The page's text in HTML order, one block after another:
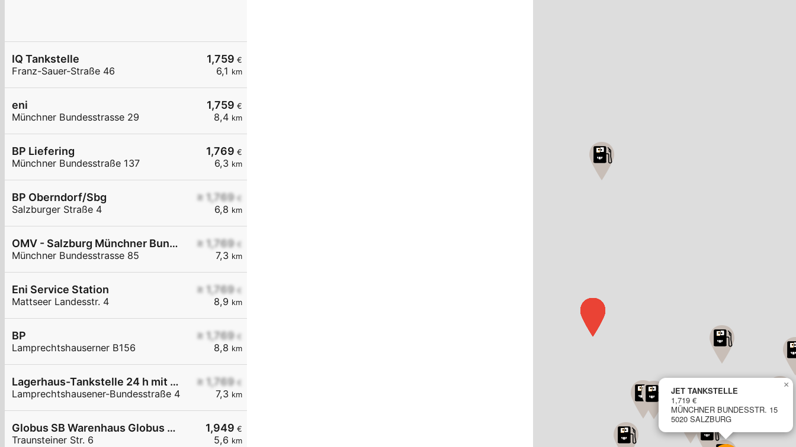
1,759 €
6,1 km
IQ Tankstelle
Franz-Sauer-Straße 46
1,759 €
8,4 km
eni
Münchner Bundesstrasse 29
1,769 €
6,3 km
BP Liefering
Münchner Bundesstraße 137
≥ 1,769 €
6,8 km
BP Oberndorf/Sbg
Salzburger Straße 4
≥ 1,769 €
7,3 km
OMV - Salzburg Münchner Bundesstraße 85
Münchner Bundesstrasse 85
≥ 1,769 €
8,9 km
Eni Service Station
Mattseer Landesstr. 4
≥ 1,769 €
8,8 km
BP
Lamprechtshauserner B156
≥ 1,769 €
7,3 km
Lagerhaus-Tankstelle 24 h mit Waschportal
Lamprechtshausener-Bundesstraße 4
1,949 €
5,6 km
Globus SB Warenhaus Globus Handelshof St. Wendel GmbH & Co. KG Betriebsstätte Freilassing
Traunsteiner Str. 6
JET TANKSTELLE
1,719 €
MÜNCHNER BUNDESSTR. 15
5020 SALZBURG
×